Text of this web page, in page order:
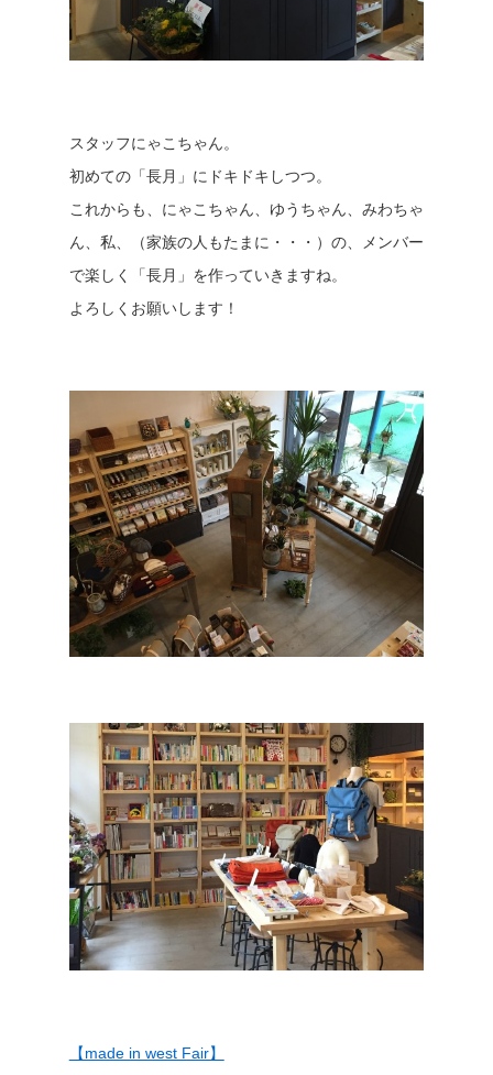
スタッフにゃこちゃん。
初めての「長月」にドキドキしつつ。
これからも、にゃこちゃん、ゆうちゃん、みわちゃ
ん、私、（家族の人もたまに・・・）の、メンバー
で楽しく「長月」を作っていきますね。
よろしくお願いします！
【made in west Fair】